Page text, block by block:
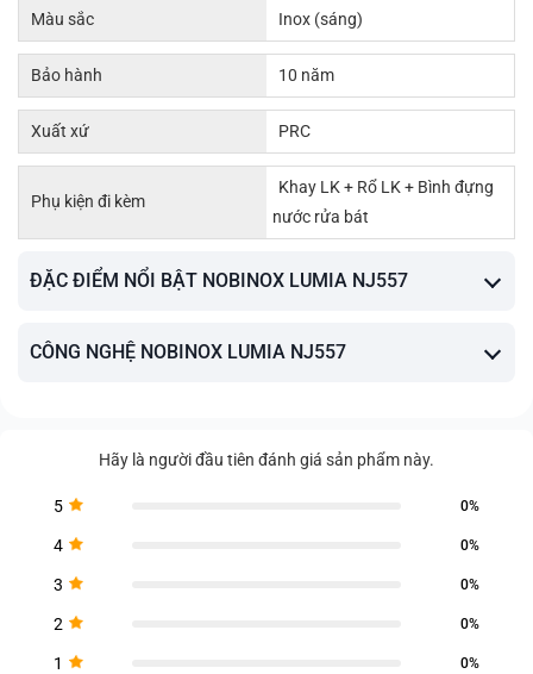
Màu sắc Inox (sáng)
Bảo hành 10 năm
Xuất xứ PRC
Phụ kiện đi kèm
Khay LK + Rổ LK + Bình đựng
nước rửa bát
ĐẶC ĐIỂM NỔI BẬT NOBINOX LUMIA NJ557
CÔNG NGHỆ NOBINOX LUMIA NJ557
Hãy là người đầu tiên đánh giá sản phẩm này.
5 0%
4 0%
3 0%
2 0%
1 0%